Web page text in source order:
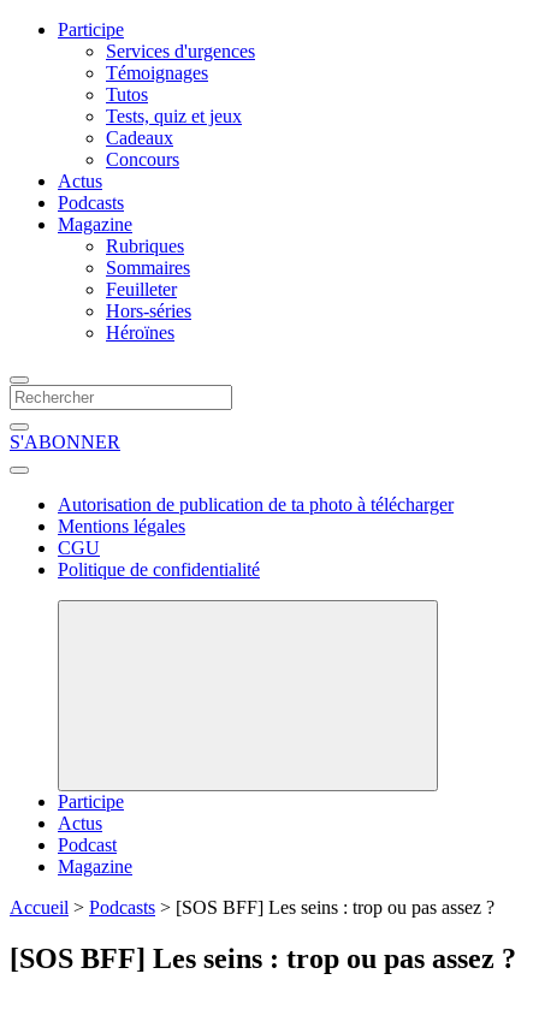
Participe
Services d'urgences
Témoignages
Tutos
Tests, quiz et jeux
Cadeaux
Concours
Actus
Podcasts
Magazine
Rubriques
Sommaires
Feuilleter
Hors-séries
Héroïnes
S'ABONNER
Autorisation de publication de ta photo à télécharger
Mentions légales
CGU
Politique de confidentialité
Participe
Actus
Podcast
Magazine
Accueil > Podcasts > [SOS BFF] Les seins : trop ou pas assez ?
[SOS BFF] Les seins : trop ou pas assez ?